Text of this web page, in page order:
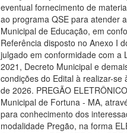
eventual fornecimento de
ao programa QSE para atender
Municipal de Educação, em
Referência disposto no Anexo I
julgado em conformidade com a
2021, Decreto Municipal e
condições do Edital à realizar-
de 2026. PREGÃO
Municipal de Fortuna - MA,
para conhecimento dos
modalidade Pregão, na forma